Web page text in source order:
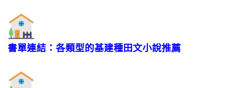
書單連結：各類型的基建種田文小說推薦